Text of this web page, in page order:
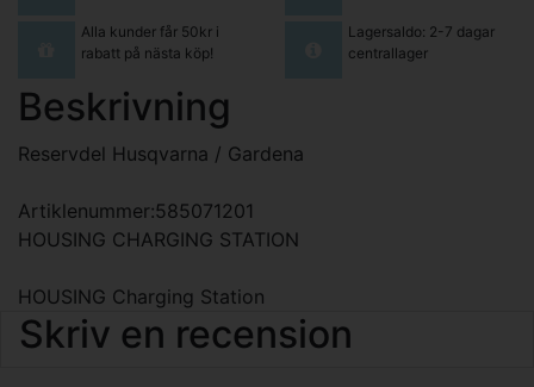
Alla kunder får 50kr i
rabatt på nästa köp!
Lagersaldo: 2-7 dagar
centrallager
Beskrivning
Reservdel Husqvarna / Gardena
Artiklenummer:585071201
HOUSING CHARGING STATION
HOUSING Charging Station
Skriv en recension